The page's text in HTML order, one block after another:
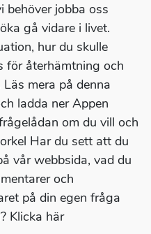
behöver jobba oss
gå vidare i livet.
hur du skulle
för återhämtning och
mera på denna
ladda ner Appen
om du vill och
Har du sett att du
vår webbsida, vad du
och
på din egen fråga
Klicka här